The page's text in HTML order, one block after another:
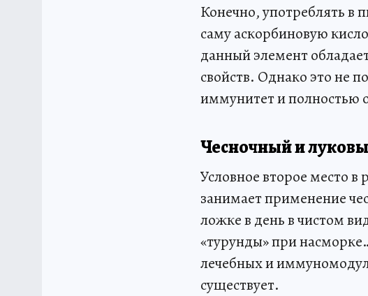
Конечно, употреблять в
саму аскорбиновую
данный элемент
свойств. Однако это не
иммунитет и полностью
Чесночный и
Условное второе место
занимает применение
ложке в день в чистом
«турунды» при
лечебных и
существует.